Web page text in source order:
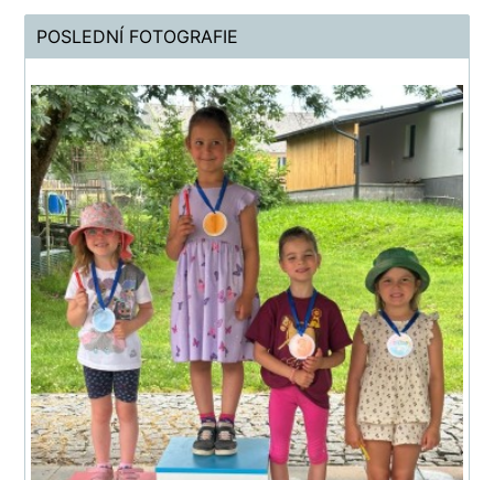
POSLEDNÍ FOTOGRAFIE